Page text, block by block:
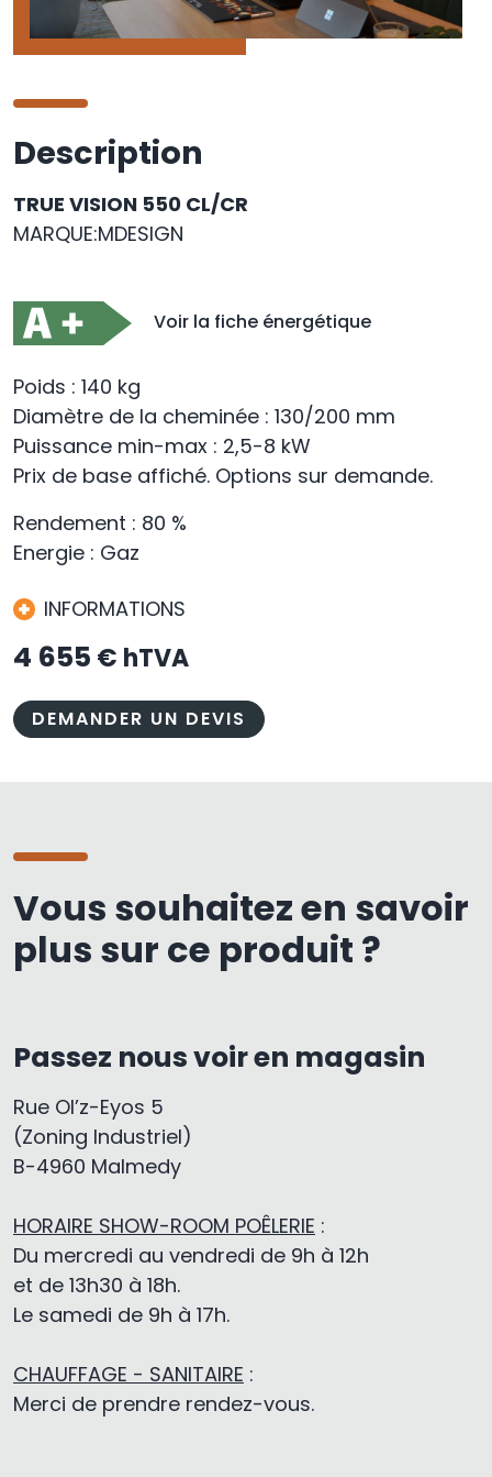
Description
TRUE VISION 550 CL/CR
MARQUE:MDESIGN
Voir la fiche énergétique
Poids : 140 kg
Diamètre de la cheminée : 130/200 mm
Puissance min-max : 2,5-8 kW
Prix de base affiché. Options sur demande.
Rendement : 80 %
Energie : Gaz
INFORMATIONS
4 655 € hTVA
DEMANDER UN DEVIS
Vous souhaitez en savoir
plus sur ce produit ?
Passez nous voir en magasin
Rue Ol’z-Eyos 5
(Zoning Industriel)
B-4960 Malmedy
HORAIRE SHOW-ROOM POÊLERIE :
Du mercredi au vendredi de 9h à 12h
et de 13h30 à 18h.
Le samedi de 9h à 17h.
CHAUFFAGE - SANITAIRE :
Merci de prendre rendez-vous.